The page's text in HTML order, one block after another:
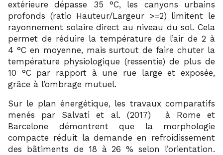
extérieure dépasse 35 °C, les canyons urbains
profonds (ratio Hauteur/Largeur >=2) limitent le
rayonnement solaire direct au niveau du sol. Cela
permet de réduire la température de l’air de 2 à
4 °C en moyenne, mais surtout de faire chuter la
température physiologique (ressentie) de plus de
10 °C par rapport à une rue large et exposée,
grâce à l’ombrage mutuel.
Sur le plan énergétique, les travaux comparatifs
menés par Salvati et al. (2017)
à Rome et
Barcelone démontrent que la morphologie
compacte réduit la demande en refroidissement
des bâtiments de 18 à 26 % selon l’orientation.